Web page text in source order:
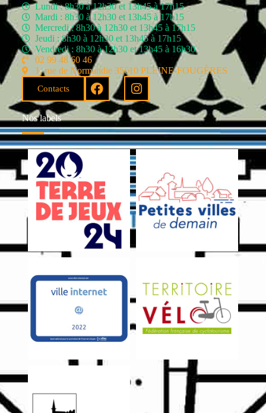
Lundi : 8h30 à 12h30 et 13h45 à 17h15
Mardi : 8h30 à 12h30 et 13h45 à 17h15
Mercredi : 8h30 à 12h30 et 13h45 à 17h15
Jeudi : 8h30 à 12h30 et 13h45 à 17h15
Vendredi : 8h30 à 12h30 et 13h45 à 16h30
02 99 48 60 46
1, rue de Normandie 35610 PLEINE-FOUGÈRES
Contacts
Nos labels